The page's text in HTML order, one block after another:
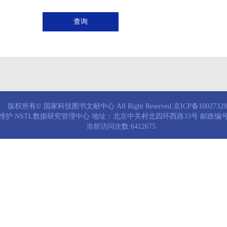
查询
版权所有© 国家科技图书文献中心 All Right Reserved.京ICP备
护:NSTL数据研究管理中心 地址：北京中关村北四环西路33号 邮政编
当前访问次数:6412675